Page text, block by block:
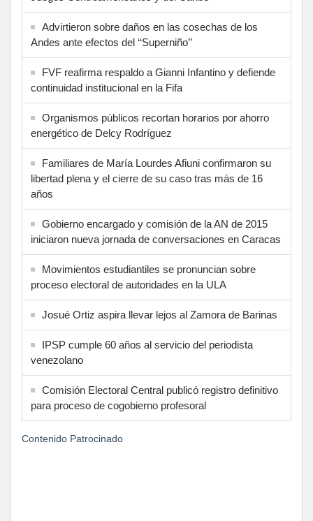
Advirtieron sobre daños en las cosechas de los
Andes ante efectos del ‘‘Superniño’’
FVF reafirma respaldo a Gianni Infantino y defiende
continuidad institucional en la Fifa
Organismos públicos recortan horarios por ahorro
energético de Delcy Rodríguez
Familiares de María Lourdes Afiuni confirmaron su
libertad plena y el cierre de su caso tras más de 16
años
Gobierno encargado y comisión de la AN de 2015
iniciaron nueva jornada de conversaciones en Caracas
Movimientos estudiantiles se pronuncian sobre
proceso electoral de autoridades en la ULA
Josué Ortiz aspira llevar lejos al Zamora de Barinas
IPSP cumple 60 años al servicio del periodista
venezolano
Comisión Electoral Central publicó registro definitivo
para proceso de cogobierno profesoral
Contenido Patrocinado